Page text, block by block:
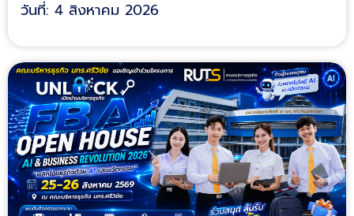
วันที่: 4 สิงหาคม 2026